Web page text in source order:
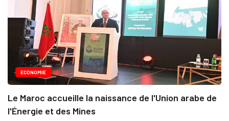
ECONOMIE
Le Maroc accueille la naissance de l'Union arabe de
l'Énergie et des Mines